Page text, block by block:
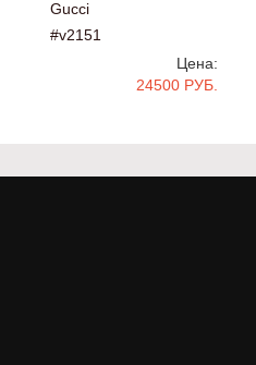
Gucci
#v2151
Цена:
24500 РУБ.